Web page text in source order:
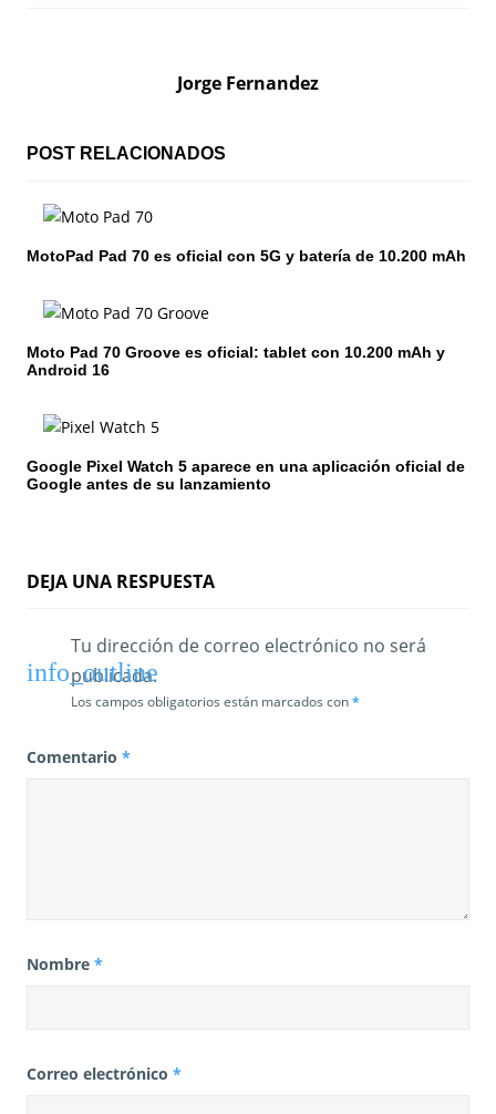
c
ó
d
e
e
n
t
a
a
Jorge Fernandez
POST RELACIONADOS
MotoPad Pad 70 es oficial con 5G y batería de 10.200 mAh
Moto Pad 70 Groove es oficial: tablet con 10.200 mAh y
Android 16
Google Pixel Watch 5 aparece en una aplicación oficial de
Google antes de su lanzamiento
DEJA UNA RESPUESTA
Tu dirección de correo electrónico no será
publicada.
Los campos obligatorios están marcados con*
Comentario *
Nombre *
Correo electrónico *